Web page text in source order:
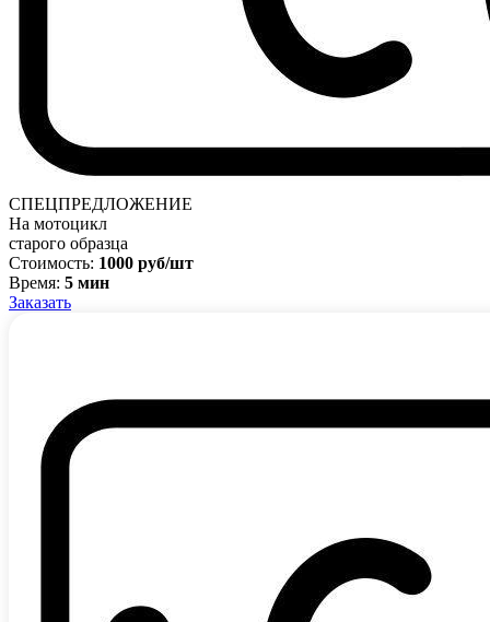
СПЕЦПРЕДЛОЖЕНИЕ
На мотоцикл
старого образца
Стоимость: 1000 руб/шт
Время: 5 мин
Заказать